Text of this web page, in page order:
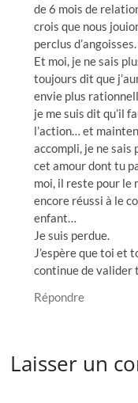
de 6 mois de
crois que nous
perclus
Et moi, je ne sais
toujours dit que
envie plus
je me suis dit qu’il
l’action… et
accompli, je ne sais
cet amour dont tu
moi, il reste pour le
encore réussi à le
enfant…
Je suis perdue.
J’espère que toi et
continue de valider
Répondre
Laisser un